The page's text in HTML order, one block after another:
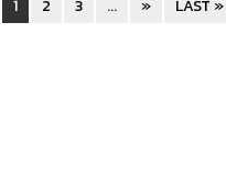
1 2 3 ... » LAST »